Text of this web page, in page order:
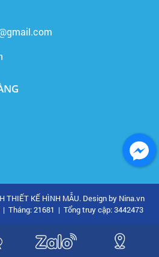
THIẾT KẾ HÌNH MẪU. Design by Nina.vn
| Tháng: 21681 | Tổng truy cập: 3442473